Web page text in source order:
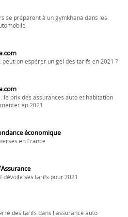
se préparent à un gymkhana dans les
peut-on espérer un gel des tarifs en 2021 ?
le prix des assurances auto et habitation
en 2021
économique
en France
dévoile ses tarifs pour 2021
des tarifs dans l'assurance auto